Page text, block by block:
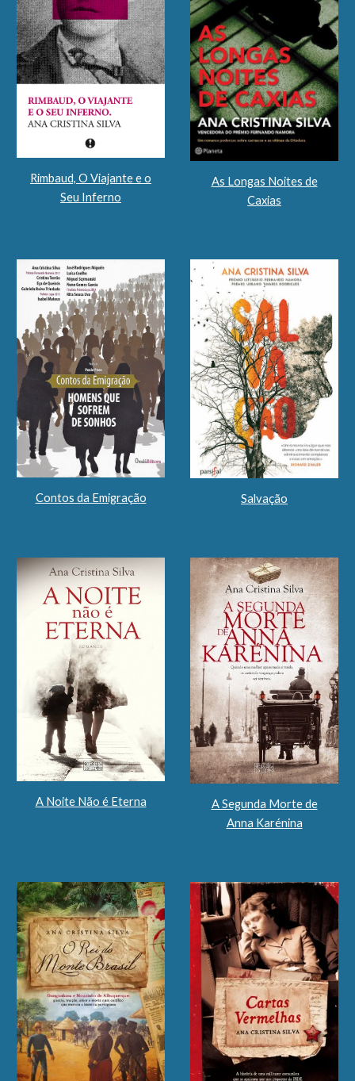
Rimbaud, O Viajante e o
Seu Inferno
As Longas Noites de
Caxias
Contos da Emigração Salvação
A Noite Não é Eterna
A Segunda Morte de
Anna Karénina